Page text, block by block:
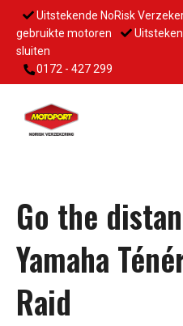
Uitstekende NoRisk
gebruikte motoren
sluiten
0172 - 427 299
Go the
Yamaha
Raid